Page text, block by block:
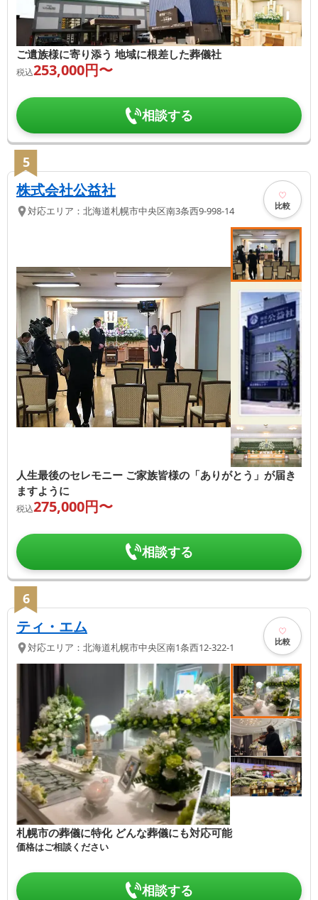
ご遺族様に寄り添う 地域に根差した葬儀社
税込253,000円〜
相談する
5
株式会社公益社
対応エリア： 北海道札幌市中央区南3条西9-998-14 比較
人生最後のセレモニー ご家族皆様の「ありがとう」が届き
ますように
税込275,000円〜
相談する
6
ティ・エム
対応エリア： 北海道札幌市中央区南1条西12-322-1 比較
札幌市の葬儀に特化 どんな葬儀にも対応可能
価格はご相談ください
相談する